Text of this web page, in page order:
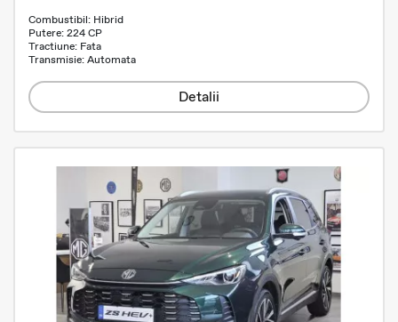
Combustibil: Hibrid
Putere: 224 CP
Tractiune: Fata
Transmisie: Automata
Detalii